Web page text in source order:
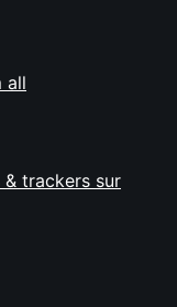
all
trackers sur